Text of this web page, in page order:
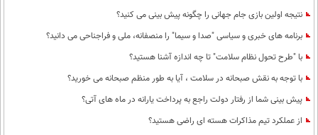
نتیجه اولین بازی جام جهانی را چگونه پیش بینی می کنید؟
برنامه های خبری و سیاسی "صدا و سیما" را منصفانه، ملی و فراجناحی می دانید؟
با "طرح تحول نظام سلامت"‌ تا چه اندازه آشنا هستید؟
با توجه به نقش صبحانه در سلامت ، آیا به طور منظم صبحانه می خورید؟
پیش بینی شما از رفتار دولت راجع به پرداخت یارانه در ماه های آتی؟
از عملکرد تیم مذاکرات هسته ای راضی هستید؟